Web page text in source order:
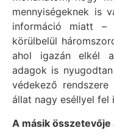
mennyiségeknek is
információ miatt –
körülbelül
ahol igazán elkél
adagok is
védekező
állat nagy eséllyel fel
A másik